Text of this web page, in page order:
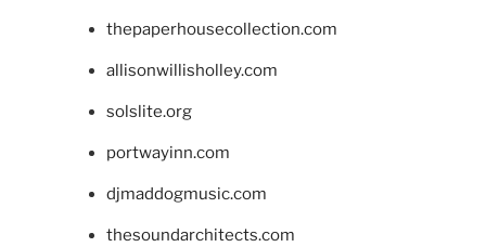
thepaperhousecollection.com
allisonwillisholley.com
solslite.org
portwayinn.com
djmaddogmusic.com
thesoundarchitects.com